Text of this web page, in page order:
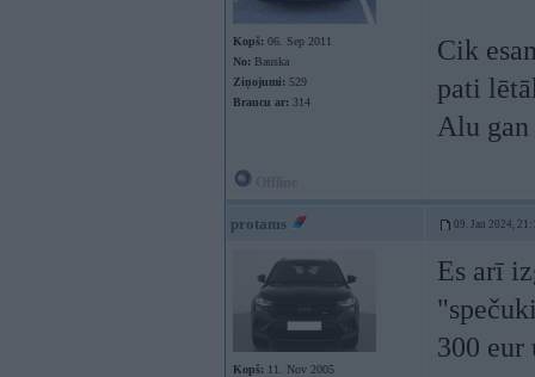
Kopš: 06. Sep 2011
No: Bauska
Ziņojumi: 529
Braucu ar: 314
Cik
pati
Alu
protams 09. Jan 2024,
Kopš: 11. Nov 2005
Es arī
300